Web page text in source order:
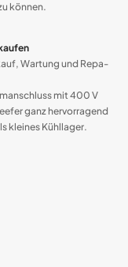
können.
Wartung und Repa­
mit 400 V
ganz hervor­ragend
kleines Kühl­lager.